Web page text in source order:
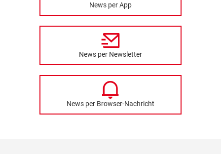
News per App
News per Newsletter
News per Browser-Nachricht